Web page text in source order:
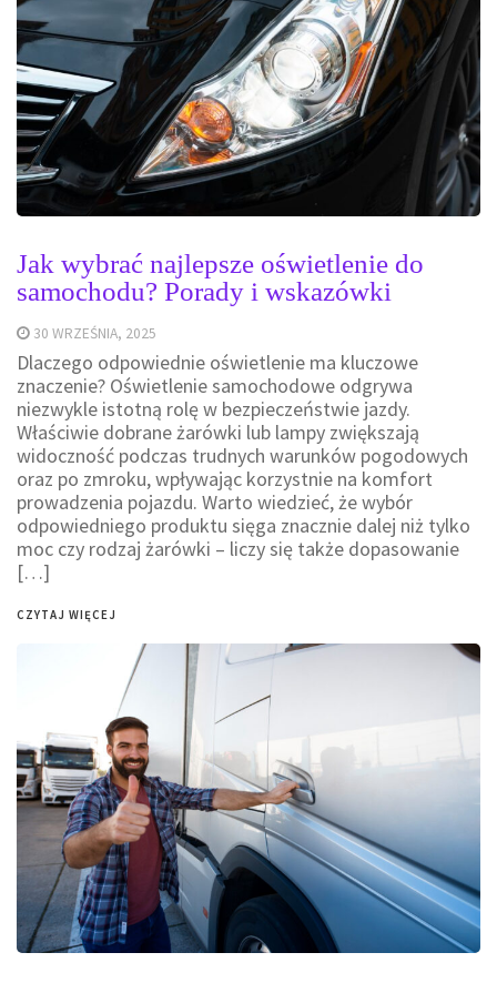
Jak wybrać najlepsze oświetlenie do
samochodu? Porady i wskazówki
30 WRZEŚNIA, 2025
Dlaczego odpowiednie oświetlenie ma kluczowe
znaczenie? Oświetlenie samochodowe odgrywa
niezwykle istotną rolę w bezpieczeństwie jazdy.
Właściwie dobrane żarówki lub lampy zwiększają
widoczność podczas trudnych warunków pogodowych
oraz po zmroku, wpływając korzystnie na komfort
prowadzenia pojazdu. Warto wiedzieć, że wybór
odpowiedniego produktu sięga znacznie dalej niż tylko
moc czy rodzaj żarówki – liczy się także dopasowanie
[…]
CZYTAJ WIĘCEJ